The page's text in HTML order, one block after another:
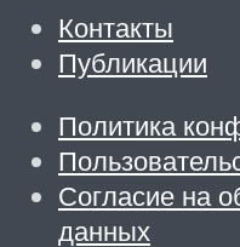
Контакты
Публикации
Политика
Согласие на
данных